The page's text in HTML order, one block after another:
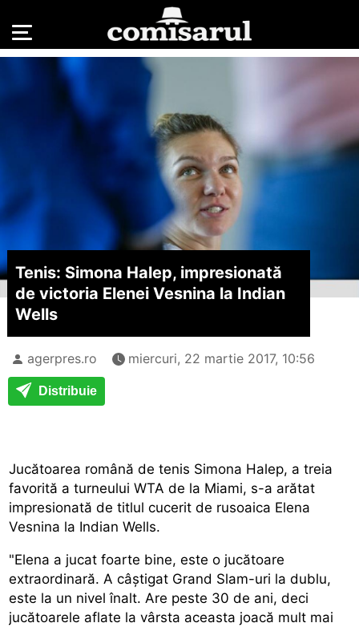
Tenis: Simona Halep, impresionată
de victoria Elenei Vesnina la Indian
Wells
agerpres.ro miercuri, 22 martie 2017, 10:56
Distribuie
Jucătoarea română de tenis Simona Halep, a treia
favorită a turneului WTA de la Miami, s-a arătat
impresionată de titlul cucerit de rusoaica Elena
Vesnina la Indian Wells.
"Elena a jucat foarte bine, este o jucătoare
extraordinară. A câștigat Grand Slam-uri la dublu,
este la un nivel înalt. Are peste 30 de ani, deci
jucătoarele aflate la vârsta aceasta joacă mult mai